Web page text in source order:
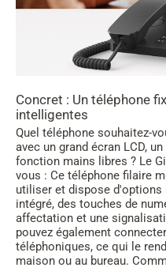
Concret : Un téléphone
intelligentes
Quel téléphone souhaitez-
avec un grand écran LCD,
fonction mains libres ? Le
vous : Ce téléphone filaire
utiliser et dispose
intégré, des touches de
affectation et une
pouvez également
téléphoniques, ce qui le
maison ou au bureau.